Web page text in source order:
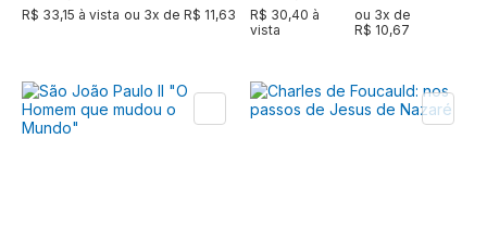
R$ 33,15 à vista ou 3x de R$ 11,63
R$ 30,40 à
vista
ou 3x de
R$ 10,67